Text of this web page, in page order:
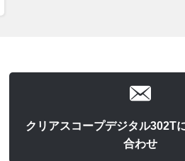
クリアスコープデジタル302T
合わせ